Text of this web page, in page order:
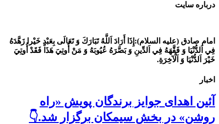
درباره سایت
امام صادق (علیه السلام): إِذَا أَرَادَ اَللَّهُ تَبَارَكَ وَ تَعَالَى بِعَبْدٍ خَيْرا زَهَّدَهُ
فِي اَلدُّنْيَا وَ فَقَّهَهُ فِي اَلدِّينِ وَ بَصَّرَهُ عُيُوبَهُ وَ مَنْ أُوتِيَ هَذَا فَقَدْ أُوتِيَ
خَيْرَ اَلدُّنْيَا وَ اَلْآخِرَةِ.
اخبار
آئین اهدای جوایز برندگان پویش «راه
روشن» در بخش سیمکان برگزار شد.👇